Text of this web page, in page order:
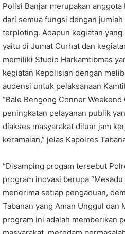
Polisi Banjar merupakan
dari semua fungsi dengan
terploting. Adapun kegiatan
yaitu di Jumat Curhat dan
memiliki Studio Harkamtibmas
kegiatan Kepolisian dengan
audensi untuk pelaksanaan
“Bale Bengong Conner
peningkatan pelayanan publik
diakses masyarakat diluar jam
keramaian,” jelas Kapolres
“Disamping progam tersebut
program inovasi berupa
menerima setiap pengaduan,
Tabanan yang Aman Unggul dan
program ini adalah memberikan